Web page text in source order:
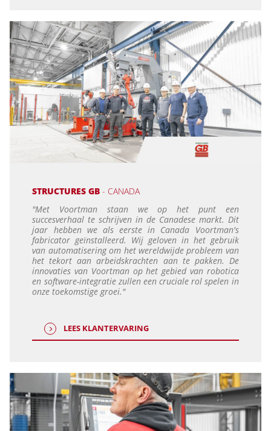
STRUCTURES GB- CANADA
"Met Voortman staan we op het punt een
succesverhaal te schrijven in de Canadese markt. Dit
jaar hebben we als eerste in Canada Voortman's
fabricator geïnstalleerd. Wij geloven in het gebruik
van automatisering om het wereldwijde probleem van
het tekort aan arbeidskrachten aan te pakken. De
innovaties van Voortman op het gebied van robotica
en software-integratie zullen een cruciale rol spelen in
onze toekomstige groei."
LEES KLANTERVARING